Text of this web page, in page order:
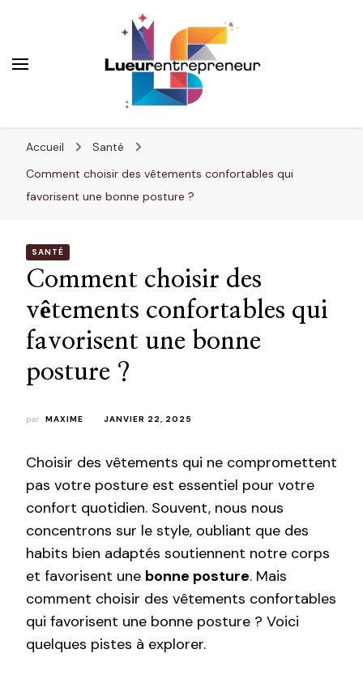
Accueil
Santé
Comment choisir des vêtements confortables qui
favorisent une bonne posture ?
SANTÉ
Comment choisir des
vêtements confortables qui
favorisent une bonne
posture ?
par MAXIME JANVIER 22, 2025
Choisir des vêtements qui ne compromettent
pas votre posture est essentiel pour votre
confort quotidien. Souvent, nous nous
concentrons sur le style, oubliant que des
habits bien adaptés soutiennent notre corps
et favorisent une bonne posture. Mais
comment choisir des vêtements confortables
qui favorisent une bonne posture ? Voici
quelques pistes à explorer.